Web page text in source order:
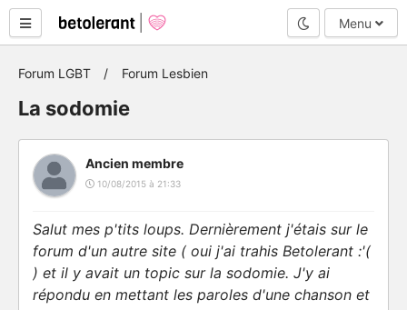
Mode nuit
Menu
Forum LGBT Forum Lesbien
La sodomie
Ancien membre
10/08/2015 à 21:33
Salut mes p'tits loups. Dernièrement j'étais sur le
forum d'un autre site ( oui j'ai trahis Betolerant :'(
) et il y avait un topic sur la sodomie. J'y ai
répondu en mettant les paroles d'une chanson et